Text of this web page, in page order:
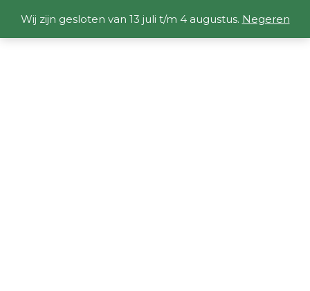
Wij zijn gesloten van 13 juli t/m 4 augustus. Negeren